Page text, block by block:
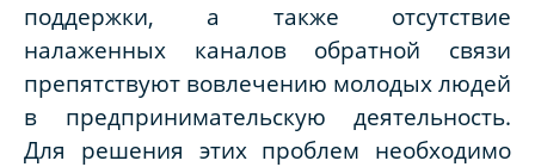
поддержки, а также отсутствие
налаженных каналов обратной связи
препятствуют вовлечению молодых людей
в предпринимательскую деятельность.
Для решения этих проблем необходимо